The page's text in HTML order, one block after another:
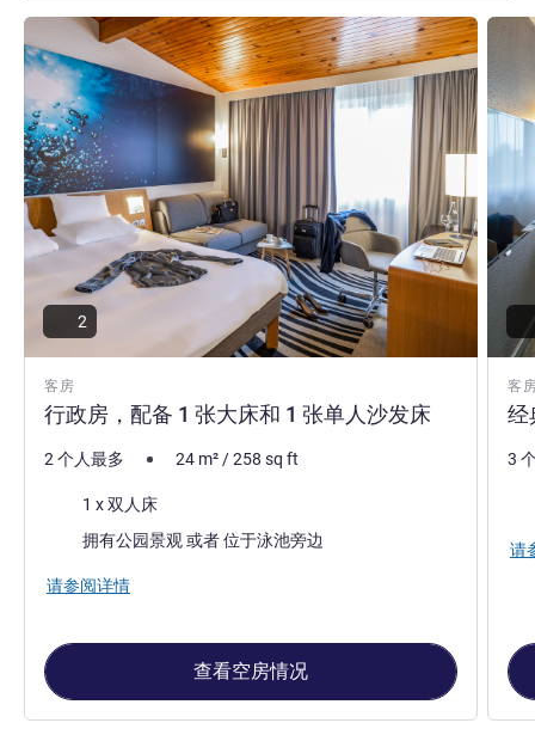
客房
行政房，配备 1 张大床和 1 张单人沙发床
请参阅详情
2
2 个人最多 24 m²/258 sq ft
床上用品1 x 双人床
拥有公园景观 或者 位于泳池旁边
请参阅详情
查看空房情况
客
经
请参
3
请